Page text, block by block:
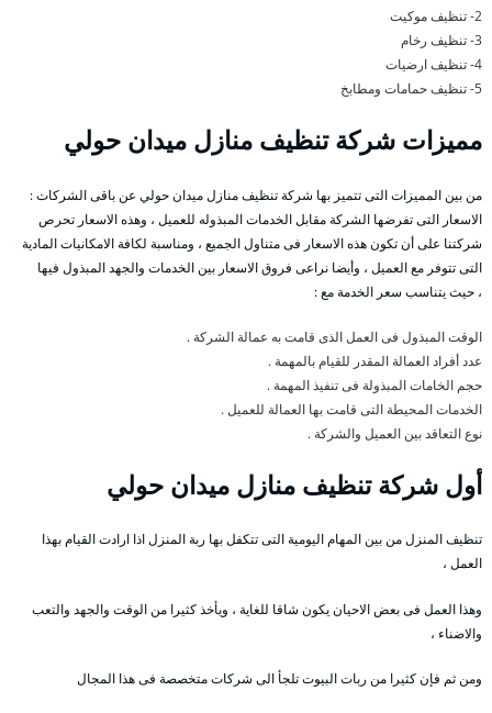
2- تنظيف موكيت
3- تنظيف رخام
4- تنظيف ارضيات
5- تنظيف حمامات ومطابخ
مميزات شركة تنظيف منازل ميدان حولي
من بين المميزات التى تتميز بها شركة تنظيف منازل ميدان حولي عن باقى الشركات :
الاسعار التى تفرضها الشركة مقابل الخدمات المبذوله للعميل ، وهذه الاسعار تحرص
شركتنا على أن تكون هذه الاسعار فى متناول الجميع ، ومناسبة لكافة الامكانيات المادية
التى تتوفر مع العميل ، وأيضا نراعى فروق الاسعار بين الخدمات والجهد المبذول فيها
، حيث يتناسب سعر الخدمة مع :
الوقت المبذول فى العمل الذى قامت به عمالة الشركة .
عدد أفراد العمالة المقدر للقيام بالمهمة .
حجم الخامات المبذولة فى تنفيذ المهمة .
الخدمات المحيطة التى قامت بها العمالة للعميل .
نوع التعاقد بين العميل والشركة .
أول شركة تنظيف منازل ميدان حولي
تنظيف المنزل من بين المهام اليومية التى تتكفل بها ربة المنزل اذا ارادت القيام بهذا
العمل ،
وهذا العمل فى بعض الاحيان يكون شاقا للغاية ، ويأخذ كثيرا من الوقت والجهد والتعب
والاضناء ،
ومن ثم فإن كثيرا من ربات البيوت تلجأ الى شركات متخصصة فى هذا المجال